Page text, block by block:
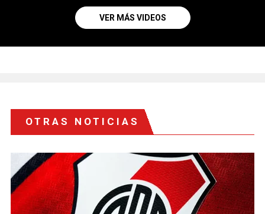
VER MÁS VIDEOS
OTRAS NOTICIAS